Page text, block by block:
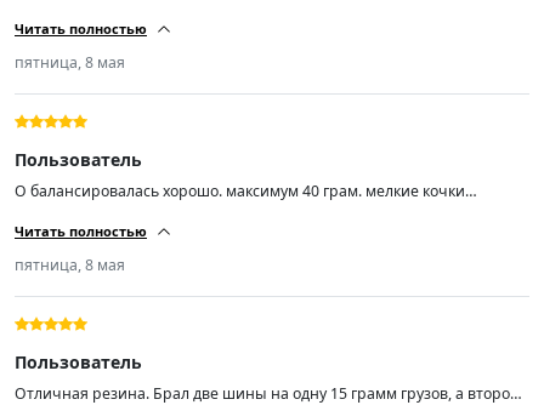
30гр. это максимум. Диски стальные ваз r14 заводские 5 лет
эксплуатации. Недокама, блеватти, хердеганд что-то.... Если продавец
точно знает что делает, то можно пожелать только успехов во всём!
Читать полностью
пятница, 8 мая
Пользователь
О балансировалась хорошо. максимум 40 грам. мелкие кочки
Читать полностью
пятница, 8 мая
Пользователь
Отличная резина. Брал две шины на одну 15 грамм грузов, а второй